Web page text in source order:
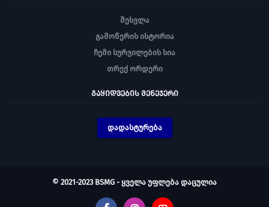
შესვლა
გამოწერის ისტორია
ჩემი სურვილების სია
თრექ ორდერი
ᲒᲐᲧᲘᲓᲕᲔᲑᲘᲡ ᲛᲔᲜᲔᲯᲔᲠᲘ
დადასტურება
© 2021-2023 BSMG - ყველა უფლება დაცულია